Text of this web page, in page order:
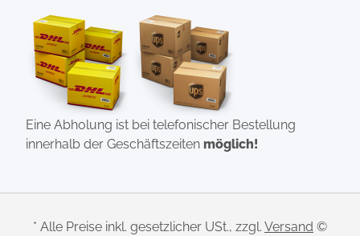
Eine Abholung ist bei telefonischer Bestellung
innerhalb der Geschäftszeiten möglich!
* Alle Preise inkl. gesetzlicher USt., zzgl. Versand ©